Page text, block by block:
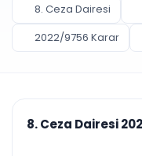
PLANLAMA &
Pano ve
Duruşma ve
takvimi
8. Ceza Dairesi
2022/9756 Karar
8. Ceza Dairesi